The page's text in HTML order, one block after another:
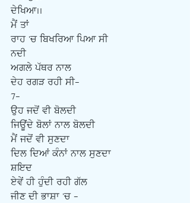
ਦੇਖਿਆ..
ਮੈਂ ਤਾਂ
ਰਾਹ 'ਚ ਬਿਖਰਿਆ ਪਿਆ ਸੀ
ਨਦੀ
ਅਗਲੇ ਪੱਥਰ ਨਾਲ
ਦੇਹ ਰਗੜ ਰਹੀ ਸੀ-
7-
ਉਹ ਜਦੋਂ ਵੀ ਬੋਲਦੀ
ਜਿਊਂਦੇ ਬੋਲਾਂ ਨਾਲ ਬੋਲਦੀ
ਮੈਂ ਜਦੋਂ ਵੀ ਸੁਣਦਾ
ਦਿਲ ਦਿਆਂ ਕੰਨਾਂ ਨਾਲ ਸੁਣਦਾ
ਸ਼ਇਦ
ਏਵੇਂ ਹੀ ਹੁੰਦੀ ਰਹੀ ਗੱਲ
ਜੀਣ ਦੀ ਭਾਸ਼ਾ 'ਚ -